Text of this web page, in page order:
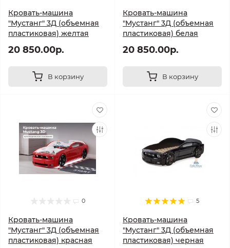
Кровать-машина
"Мустанг" 3Д (объемная
пластиковая) желтая
20 850.00р.
В корзину
Кровать-машина
"Мустанг" 3Д (объемная
пластиковая) белая
20 850.00р.
В корзину
0
Кровать-машина
"Мустанг" 3Д (объемная
пластиковая) красная
5
Кровать-машина
"Мустанг" 3Д (объемная
пластиковая) черная